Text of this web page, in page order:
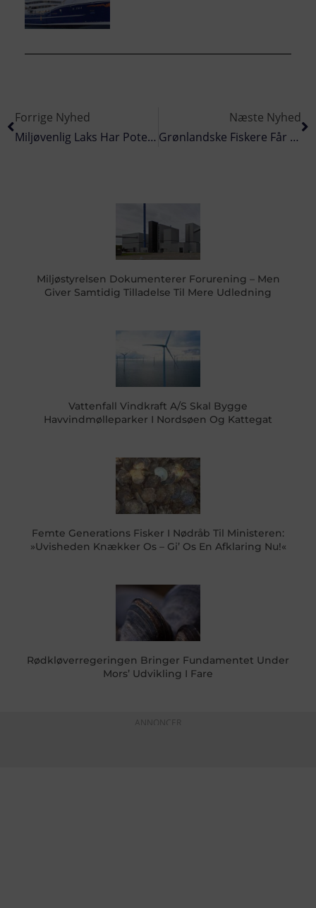
Forrige Nyhed
Miljøvenlig Laks Har Potentiale I Danmark
Næste Nyhed
Grønlandske Fiskere Får Alt For Lidt For Deres Fisk
Miljøstyrelsen Dokumenterer Forurening – Men
Giver Samtidig Tilladelse Til Mere Udledning
Vattenfall Vindkraft A/S Skal Bygge
Havvindmølleparker I Nordsøen Og Kattegat
Femte Generations Fisker I Nødråb Til Ministeren:
»Uvisheden Knækker Os – Gi’ Os En Afklaring Nu!«
Rødkløverregeringen Bringer Fundamentet Under
Mors’ Udvikling I Fare
ANNONCER